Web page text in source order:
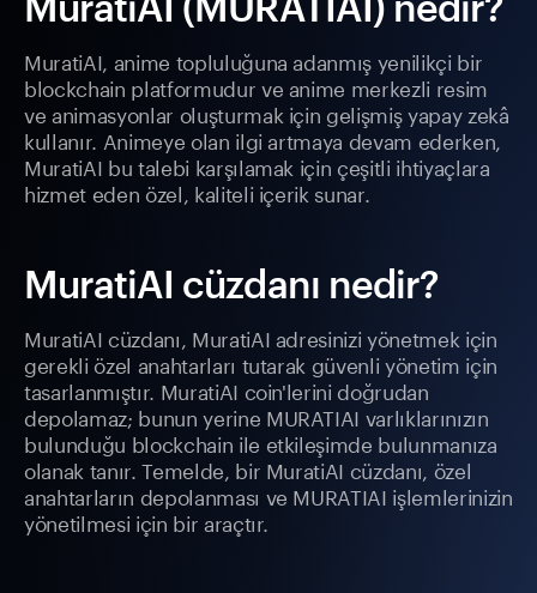
MuratiAI, anime topluluğuna adanmış yenilikçi bir
blockchain platformudur ve anime merkezli resim
ve animasyonlar oluşturmak için gelişmiş yapay zekâ
kullanır. Animeye olan ilgi artmaya devam ederken,
MuratiAI bu talebi karşılamak için çeşitli ihtiyaçlara
hizmet eden özel, kaliteli içerik sunar.
MuratiAI cüzdanı nedir?
MuratiAI cüzdanı, MuratiAI adresinizi yönetmek için
gerekli özel anahtarları tutarak güvenli yönetim için
tasarlanmıştır. MuratiAI coin'lerini doğrudan
depolamaz; bunun yerine MURATIAI varlıklarınızın
bulunduğu blockchain ile etkileşimde bulunmanıza
olanak tanır. Temelde, bir MuratiAI cüzdanı, özel
anahtarların depolanması ve MURATIAI işlemlerinizin
yönetilmesi için bir araçtır.